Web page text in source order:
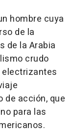
hombre cuya
de la
de la Arabia
crudo
de acción, que
para las